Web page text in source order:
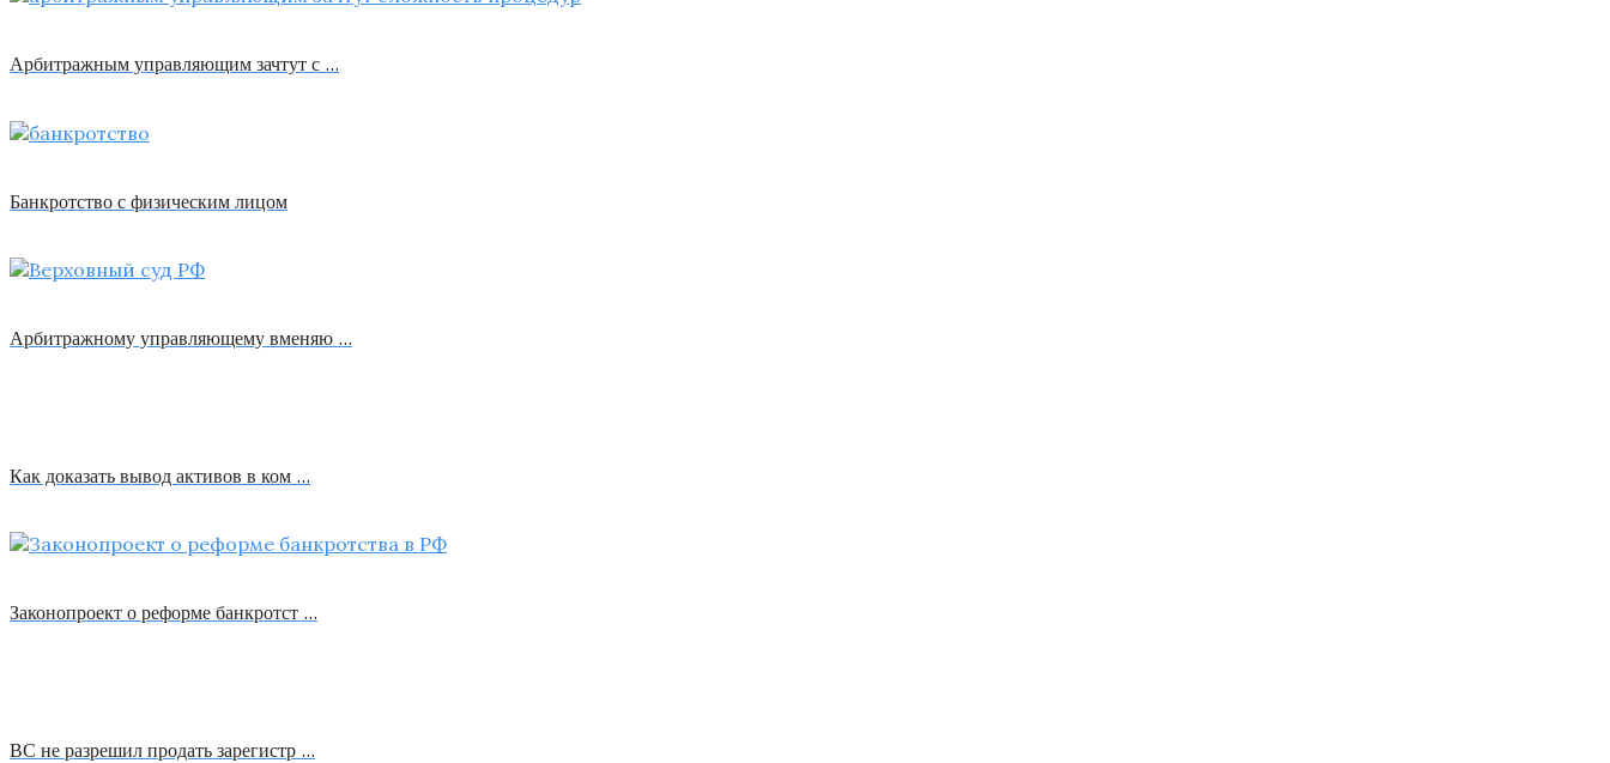
Арбитражным управляющим зачтут с …
Банкротство с физическим лицом
Арбитражному управляющему вменяю …
Как доказать вывод активов в ком …
Законопроект о реформе банкротст …
ВС не разрешил продать зарегистр …